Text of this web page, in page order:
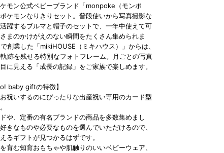
モン公式ベビーブランド「monpoke（モンポ
ケモンなりきりセット。普段使いから写真撮影な
躍するブルマと帽子のセットで、一年中使えて可
まのかけがえのない瞬間をたくさん集められま
創業した「mikiHOUSE（ミキハウス）」からは、
跡を残せる特別なフォトフレーム。月ごとの写真
に見える「成長の記録」をご家族で楽しめます。
baby giftの特徴】
祝いするのにぴったりな出産祝い専用のカード型
や、定番の有名ブランドの商品を多数集めまし
きなものや必要なものを選んでいただけるので、
るギフトが見つかるはずです。
育む知育おもちゃや肌触りのいいベビーウェア、